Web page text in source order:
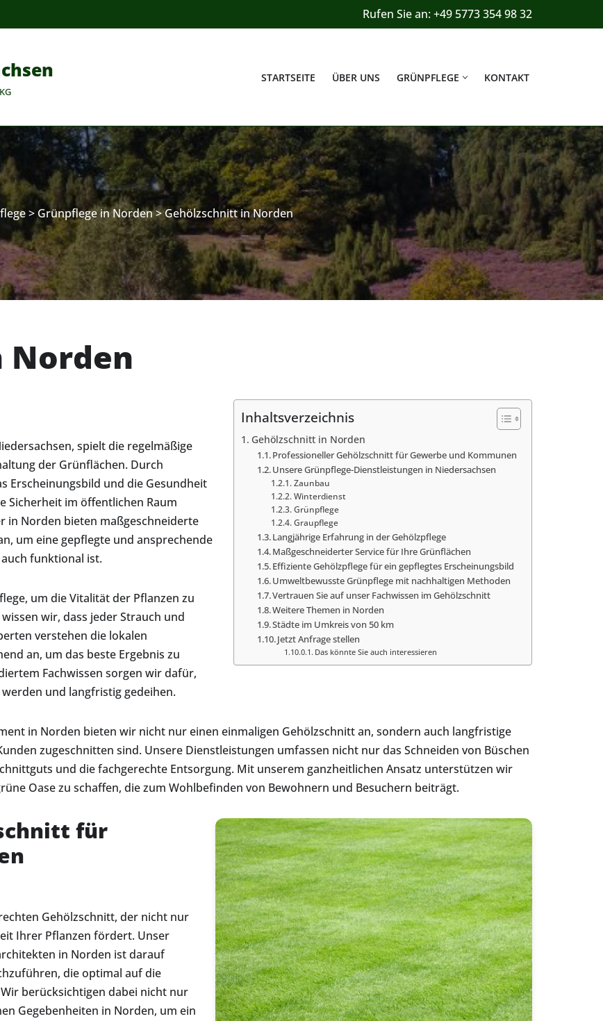
Rufen Sie an: +49 5773 354 98 32
STARTSEITE ÜBER UNS GRÜNPFLEGE KONTAKT
> Grünpflege in Norden>Gehölzschnitt in Norden
Norden
Inhaltsverzeichnis
Gehölzschnitt in Norden
Professioneller Gehölzschnitt für Gewerbe und Kommunen
Unsere Grünpflege-Dienstleistungen in Niedersachsen
Zaunbau
Winterdienst
Grünpflege
Graupflege
Langjährige Erfahrung in der Gehölzpflege
Maßgeschneiderter Service für Ihre Grünflächen
Effiziente Gehölzpflege für ein gepflegtes Erscheinungsbild
Umweltbewusste Grünpflege mit nachhaltigen Methoden
Vertrauen Sie auf unser Fachwissen im Gehölzschnitt
Weitere Themen in Norden
Städte im Umkreis von 50 km
Jetzt Anfrage stellen
Das könnte Sie auch interessieren
spielt die regelmäßige
der Grünflächen. Durch
Erscheinungsbild und die Gesundheit
Sicherheit im öffentlichen Raum
in Norden bieten maßgeschneiderte
um eine gepflegte und ansprechende
funktional ist.
um die Vitalität der Pflanzen zu
wir, dass jeder Strauch und
verstehen die lokalen
an, um das beste Ergebnis zu
Fachwissen sorgen wir dafür,
und langfristig gedeihen.
in Norden bieten wir nicht nur einen einmaligen Gehölzschnitt an, sondern auch langfristige
zugeschnitten sind. Unsere Dienstleistungen umfassen nicht nur das Schneiden von Büschen
und die fachgerechte Entsorgung. Mit unserem ganzheitlichen Ansatz unterstützen wir
Oase zu schaffen, die zum Wohlbefinden von Bewohnern und Besuchern beiträgt.
für
Gehölzschnitt, der nicht nur
Ihrer Pflanzen fördert. Unser
in Norden ist darauf
die optimal auf die
berücksichtigen dabei nicht nur
Gegebenheiten in Norden, um ein